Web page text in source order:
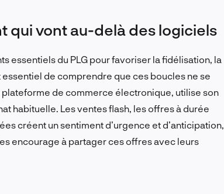
qui vont au-delà des logiciels
essentiels du PLG pour favoriser la fidélisation, la
de comprendre que ces boucles ne se
de commerce électronique, utilise son
habituelle. Les ventes flash, les offres à durée
créent un sentiment d’urgence et d’anticipation,
encourage à partager ces offres avec leurs